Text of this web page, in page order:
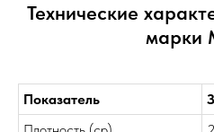
Технические
марки
Показатель